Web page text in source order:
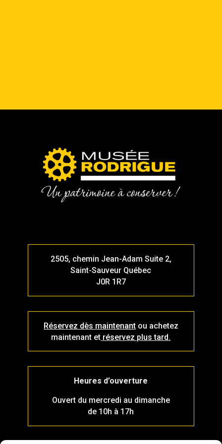
2505, chemin Jean-Adam Suite 2,
Saint-Sauveur Québec
J0R 1R7
Réservez dès maintenantou achetez
maintenant et réservez plus tard.
Heures d’ouverture
Ouvert du mercredi au dimanche
de 10h à 17h